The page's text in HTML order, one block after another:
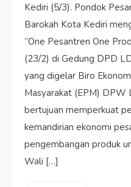
Kediri (5/3). Pondok
Barokah Kota Kediri
“One Pesantren One
(23/2) di Gedung DPD
yang digelar Biro
Masyarakat (EPM) DPW
bertujuan memperkuat
kemandirian ekonomi
pengembangan produk
Wali […]